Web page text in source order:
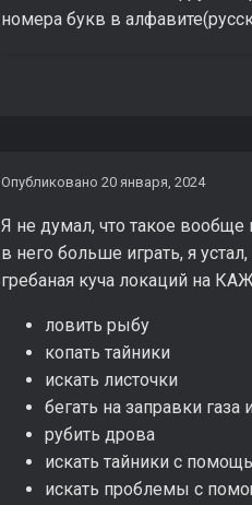
номера букв в
Опубликовано 20 января, 2024
Я не думал, что такое
в него больше играть, я
гребаная куча локаций на
ловить рыбу
копать тайники
искать листочки
бегать на заправки газа
рубить дрова
искать тайники с
искать проблемы с